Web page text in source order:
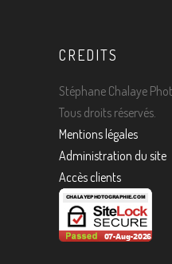
CREDITS
Stéphane Chalaye
Tous droits réservés.
Mentions légales
Administration du site
Accès clients